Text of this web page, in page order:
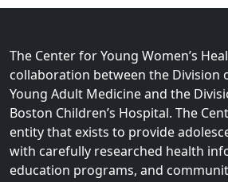
The Center for Young Women’s
collaboration between the Division
Young Adult Medicine and the
Boston Children’s Hospital. The
entity that exists to provide
with carefully researched health
education programs, and